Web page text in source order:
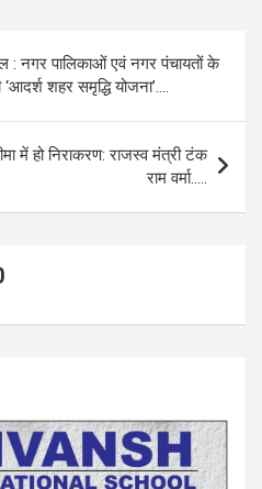
a
m
Li
n
k
e
: नगर पालिकाओं एवं नगर पंचायतों के
शहर समृद्धि योजना’….
में हो निराकरण: राजस्व मंत्री टंक
राम वर्मा…..